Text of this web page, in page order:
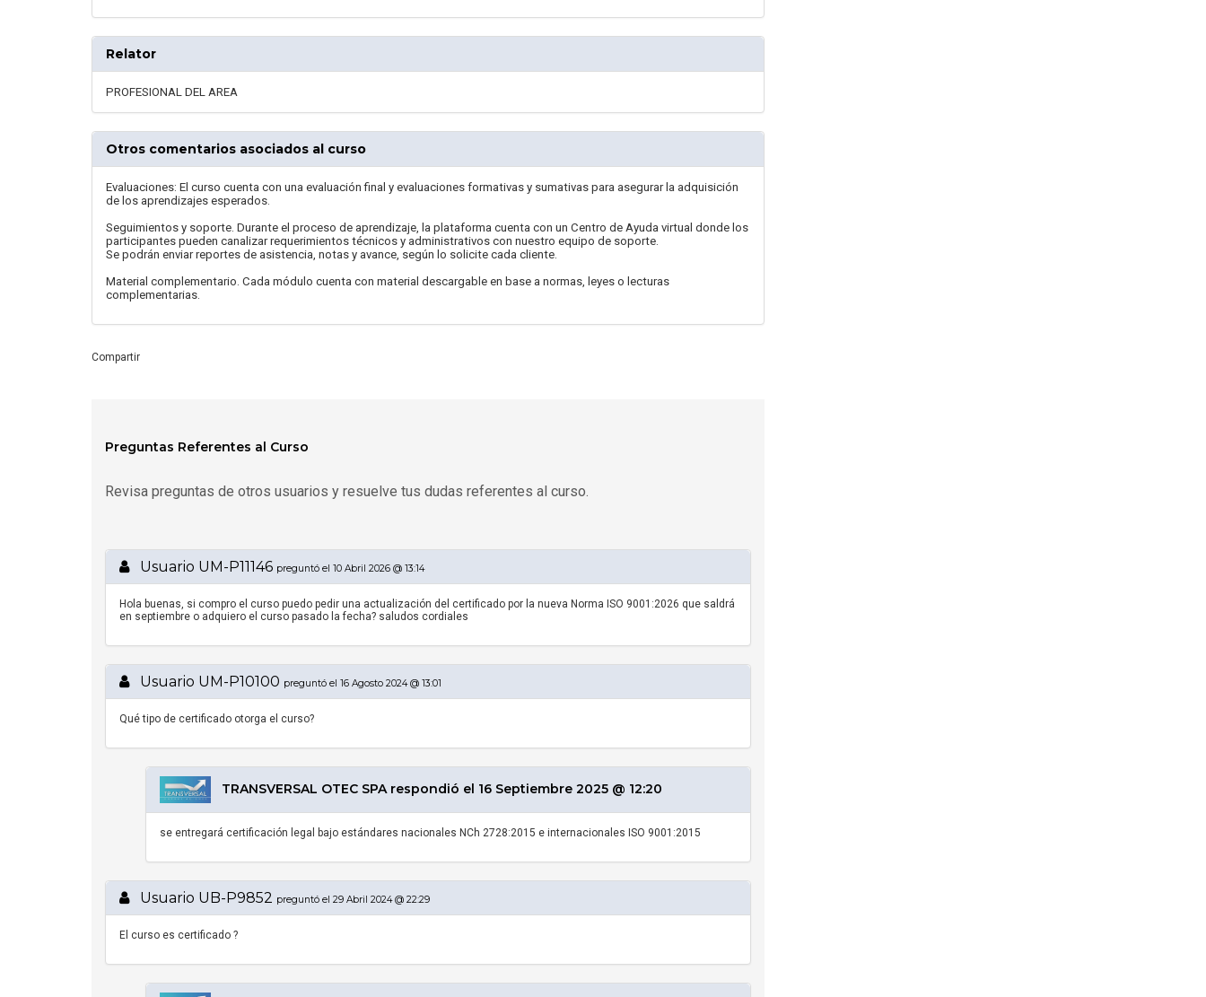
Relator
PROFESIONAL DEL AREA
Otros comentarios asociados al curso
Evaluaciones: El curso cuenta con una evaluación final y evaluaciones formativas y sumativas para asegurar la adquisición
de los aprendizajes esperados.
Seguimientos y soporte. Durante el proceso de aprendizaje, la plataforma cuenta con un Centro de Ayuda virtual donde los
participantes pueden canalizar requerimientos técnicos y administrativos con nuestro equipo de soporte.
Se podrán enviar reportes de asistencia, notas y avance, según lo solicite cada cliente.
Material complementario. Cada módulo cuenta con material descargable en base a normas, leyes o lecturas
complementarias.
Compartir
Preguntas Referentes al Curso
Revisa preguntas de otros usuarios y resuelve tus dudas referentes al curso.
Usuario UM-P11146 preguntó el 10 Abril 2026 @ 13:14
Hola buenas, si compro el curso puedo pedir una actualización del certificado por la nueva Norma ISO 9001:2026 que saldrá
en septiembre o adquiero el curso pasado la fecha? saludos cordiales
Usuario UM-P10100 preguntó el 16 Agosto 2024 @ 13:01
Qué tipo de certificado otorga el curso?
TRANSVERSAL OTEC SPA respondió el 16 Septiembre 2025 @ 12:20
se entregará certificación legal bajo estándares nacionales NCh 2728:2015 e internacionales ISO 9001:2015
Usuario UB-P9852 preguntó el 29 Abril 2024 @ 22:29
El curso es certificado ?